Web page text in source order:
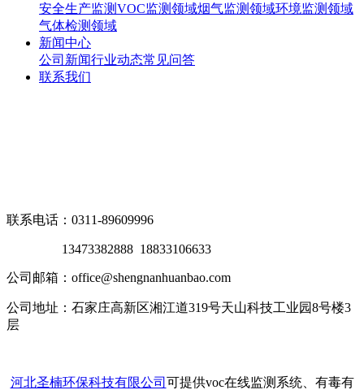
安全生产监测VOC监测领域烟气监测领域环境监测领域
气体检测领域
新闻中心
公司新闻行业动态常见问答
联系我们
联系电话：0311-89609996
13473382888 18833106633
公司邮箱：office@shengnanhuanbao.com
公司地址：石家庄高新区湘江道319号天山科技工业园8号楼3
层
河北圣楠环保科技有限公司 可提供voc在线监测系统、有毒有